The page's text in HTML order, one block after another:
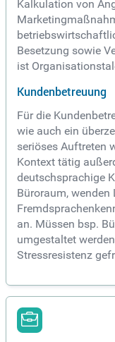
Kalkulation von
Besetzung sowie
ist
Kundenbetreuung
Für die
wie auch ein
seriöses Auftreten
Kontext tätig
deutschsprachige
Büroraum,
an. Müssen bsp.
umgestaltet
Stressresistenz